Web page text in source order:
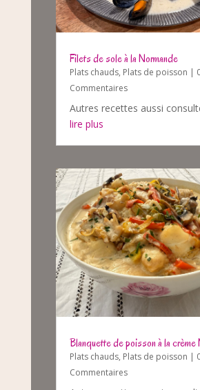
Filets de sole à la Normande
Plats chauds, Plats de poisson |
Commentaires
Autres recettes aussi
lire plus
Blanquette de poisson à la crème
Plats chauds, Plats de poisson |
Commentaires